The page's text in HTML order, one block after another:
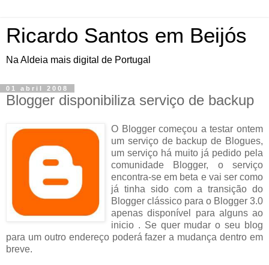
Ricardo Santos em Beijós
Na Aldeia mais digital de Portugal
01 abril 2008
Blogger disponibiliza serviço de backup
O Blogger começou a testar ontem
um serviço de backup de Blogues,
um serviço há muito já pedido pela
comunidade Blogger, o serviço
encontra-se em beta e vai ser como
já tinha sido com a transição do
Blogger clássico para o Blogger 3.0
apenas disponível para alguns ao
inicio . Se quer mudar o seu blog
para um outro endereço poderá fazer a mudança dentro em
breve.